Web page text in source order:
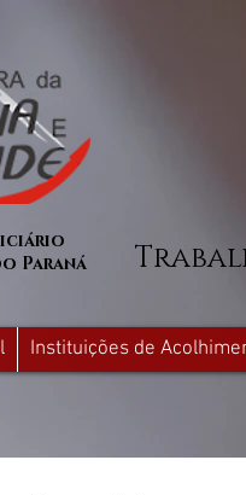
Paraná
Instituições de